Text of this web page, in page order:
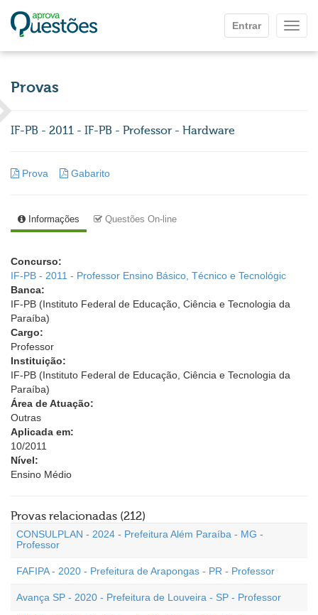
Entrar
Provas
IF-PB - 2011 - IF-PB - Professor - Hardware
Prova Gabarito
Informações Questões On-line
Concurso:
IF-PB - 2011 - Professor Ensino Básico, Técnico e Tecnológic
Banca:
IF-PB (Instituto Federal de Educação, Ciência e Tecnologia da
Paraíba)
Cargo:
Professor
Instituição:
IF-PB (Instituto Federal de Educação, Ciência e Tecnologia da
Paraíba)
Área de Atuação:
Outras
Aplicada em:
10/2011
Nível:
Ensino Médio
Provas relacionadas (212)
CONSULPLAN - 2024 - Prefeitura Além Paraíba - MG -
Professor
FAFIPA - 2020 - Prefeitura de Arapongas - PR - Professor
Avança SP - 2020 - Prefeitura de Louveira - SP - Professor